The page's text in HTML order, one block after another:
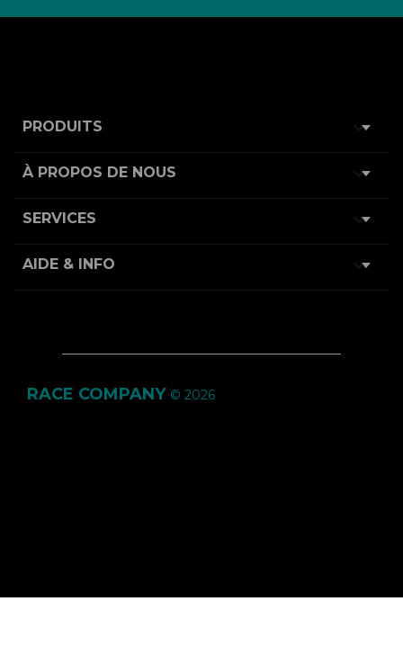
PRODUITS 
À PROPOS DE NOUS 
SERVICES 
AIDE & INFO 
RACE COMPANY © 2026